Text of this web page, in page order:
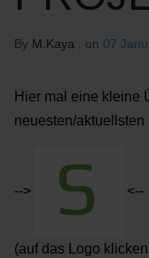
By M.Kaya , on 07
Hier mal eine kleine
neuesten/aktuellsten
--> <--
(auf das Logo